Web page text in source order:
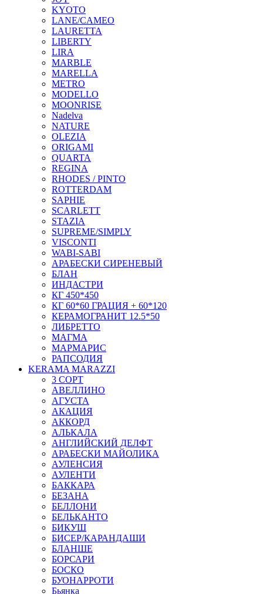
KYOTO
LANE/CAMEO
LAURETTA
LIBERTY
LIRA
MARBLE
MARELLA
METRO
MODELLO
MOONRISE
Nadelva
NATURE
OLEZIA
ORIGAMI
QUARTA
REGINA
RHODES / PINTO
ROTTERDAM
SAPHIE
SCARLETT
STAZIA
SUPREME/SIMPLY
VISCONTI
WABI-SABI
АРАБЕСКИ СИРЕНЕВЫЙ
БЛАН
ИНДАСТРИ
КГ 450*450
КГ 60*60 ГРАЦИЯ + 60*120
КЕРАМОГРАНИТ 12.5*50
ЛИБРЕТТО
МАГМА
МАРМАРИС
РАПСОДИЯ
KERAMA MARAZZI
3 СОРТ
АВЕЛЛИНО
АГУСТА
АКАЦИЯ
АККОРД
АЛЬКАЛА
АНГЛИЙСКИЙ ДЕЛФТ
АРАБЕСКИ МАЙОЛИКА
АУЛЕНСИЯ
АУЛЕНТИ
БАККАРА
БЕЗАНА
БЕЛЛОНИ
БЕЛЬКАНТО
БИКУШ
БИСЕР/КАРАНДАШИ
БЛАНШЕ
БОРСАРИ
БОСКО
БУОНАРРОТИ
Бьянка